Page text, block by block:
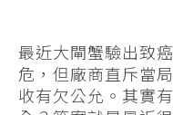
最近大閘蟹驗出致
危，但廠商直斥當
收有欠公允。其實